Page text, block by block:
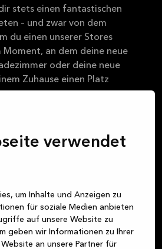
verwendet
um Inhalte und Anzeigen zu
für soziale Medien anbieten
auf unsere Website zu
geben wir Informationen zu Ihrer
an unsere Partner für
lesen
stets einen fantastischen
– und zwar von dem
du einen unserer Stores
an dem deine neue
oder deine neue
Zuhause einen Platz
Gespräch